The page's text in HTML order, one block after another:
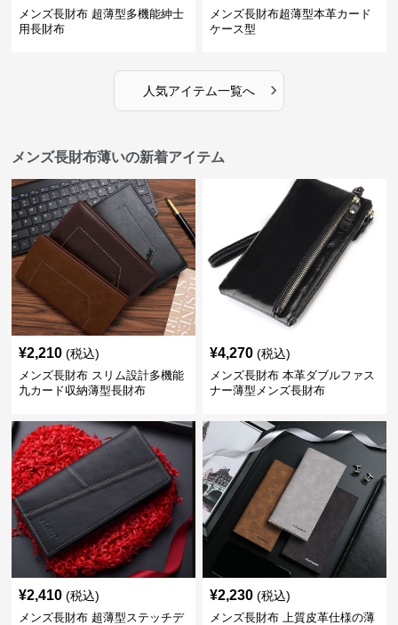
メンズ長財布 超薄型多機能紳士
用長財布
メンズ長財布超薄型本革カード
ケース型
人気アイテム一覧へ ›
メンズ長財布薄いの新着アイテム
¥2,210 (税込)
メンズ長財布 スリム設計多機能
九カード収納薄型長財布
¥4,270 (税込)
メンズ長財布 本革ダブルファス
ナー薄型メンズ長財布
¥2,410 (税込)
メンズ長財布 超薄型ステッチデ
¥2,230 (税込)
メンズ長財布 上質皮革仕様の薄